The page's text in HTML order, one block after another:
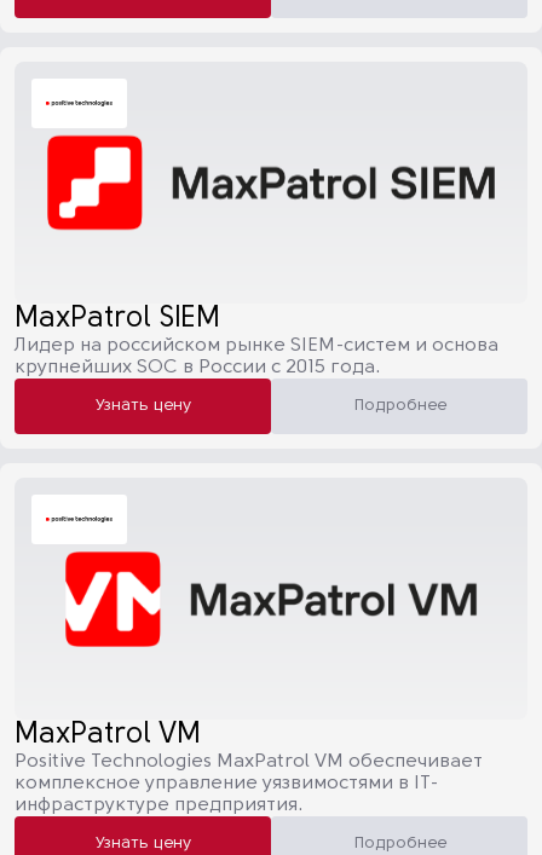
MaxPatrol SIEM
Лидер на российском рынке SIEM-систем и основа
крупнейших SOC в России с 2015 года.
Узнать цену Подробнее
MaxPatrol VM
Positive Technologies MaxPatrol VM обеспечивает
комплексное управление уязвимостями в IT-
инфраструктуре предприятия.
Узнать цену Подробнее